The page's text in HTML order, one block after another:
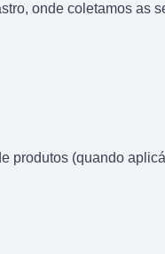
onde coletamos as
produtos (quando